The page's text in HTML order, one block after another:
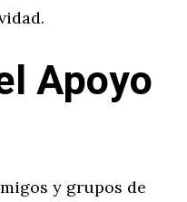
Apoyo
y grupos de